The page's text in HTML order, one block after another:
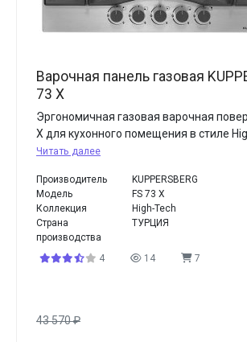
Варочная панель газовая
73 X
Эргономичная газовая варочная
X для кухонного помещения в стиле
Читать далее
Производитель
KUPPERSBERG
Модель
FS 73 X
Коллекция
High-Tech
Страна
производства
ТУРЦИЯ
4 14 7
43 570₽